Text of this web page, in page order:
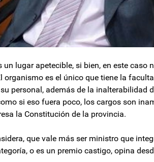
un lugar apetecible, si bien, en este caso
organismo es el único que tiene la
personal, además de la inalterabilidad
si eso fuera poco, los cargos son
la Constitución de la provincia.
que vale más ser ministro que
o es un premio castigo, opina